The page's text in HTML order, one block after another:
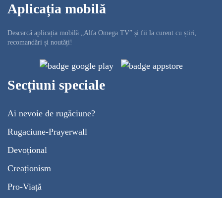
Aplicația mobilă
Descarcă aplicația mobilă „Alfa Omega TV” și fii la curent cu știri,
recomandări și noutăți!
Secțiuni speciale
Ai nevoie de rugăciune?
Rugaciune-Prayerwall
Devoțional
Creaționism
Pro-Viață